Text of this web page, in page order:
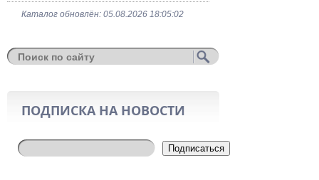
Каталог обновлён: 05.08.2026 18:05:02
ПОДПИСКА НА НОВОСТИ
Подписаться